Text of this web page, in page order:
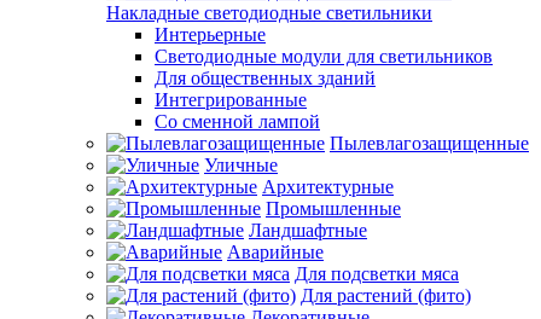
Накладные светодиодные светильники
Интерьерные
Светодиодные модули для светильников
Для общественных зданий
Интегрированные
Со сменной лампой
Пылевлагозащищенные
Уличные
Архитектурные
Промышленные
Ландшафтные
Аварийные
Для подсветки мяса
Для растений (фито)